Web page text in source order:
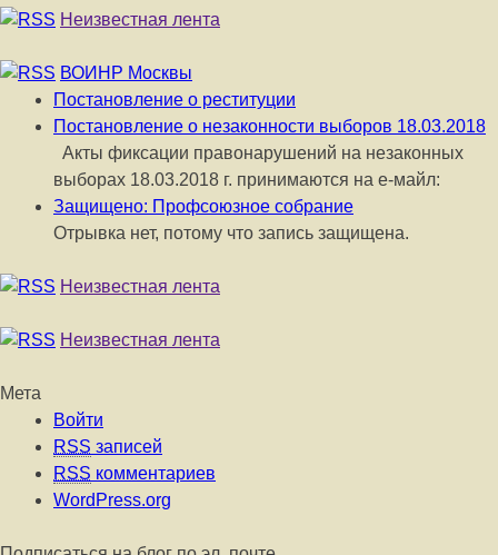
Неизвестная лента
ВОИНР Москвы
Постановление о реституции
Постановление о незаконности выборов 18.03.2018
Акты фиксации правонарушений на незаконных
выборах 18.03.2018 г. принимаются на е-майл:
Защищено: Профсоюзное собрание
Отрывка нет, потому что запись защищена.
Неизвестная лента
Неизвестная лента
Мета
Войти
RSS записей
RSS комментариев
WordPress.org